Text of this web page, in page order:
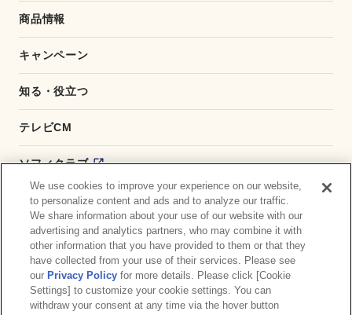
商品情報
キャンペーン
知る・役立つ
テレビCM
ソフィクラブ
かんたん応募サービス
ダイレクトショップ
商品取扱い店舗検索
We use cookies to improve your experience on our website,
to personalize content and ads and to analyze our traffic.
We share information about your use of our website with our
advertising and analytics partners, who may combine it with
other information that you have provided to them or that they
have collected from your use of their services. Please see
our Privacy Policy for more details. Please click [Cookie
Settings] to customize your cookie settings. You can
withdraw your consent at any time via the hover button